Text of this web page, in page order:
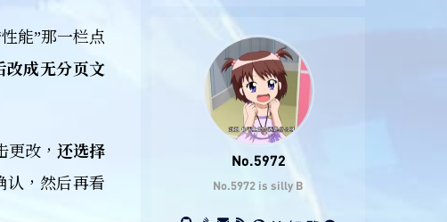
No.5972
No.5972 is silly B
能”那一栏点
改成无分页文
改， 还选择
认，然后再看